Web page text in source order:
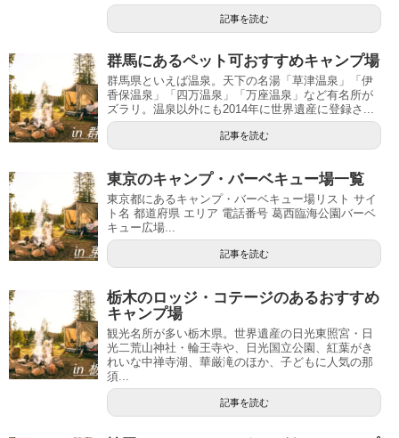
記事を読む
群馬にあるペット可おすすめキャンプ場
群馬県といえば温泉。天下の名湯「草津温泉」「伊
香保温泉」「四万温泉」「万座温泉」など有名所が
ズラリ。温泉以外にも2014年に世界遺産に登録さ...
記事を読む
東京のキャンプ・バーベキュー場一覧
東京都にあるキャンプ・バーベキュー場リスト サイ
ト名 都道府県 エリア 電話番号 葛西臨海公園バーベ
キュー広場...
記事を読む
栃木のロッジ・コテージのあるおすすめ
キャンプ場
観光名所が多い栃木県。世界遺産の日光東照宮・日
光二荒山神社・輪王寺や、日光国立公園、紅葉がき
れいな中禅寺湖、華厳滝のほか、子どもに人気の那
須...
記事を読む